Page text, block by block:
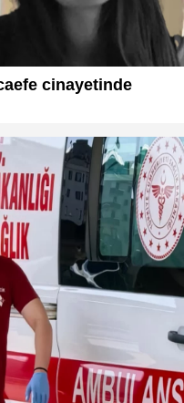
cinayetinde